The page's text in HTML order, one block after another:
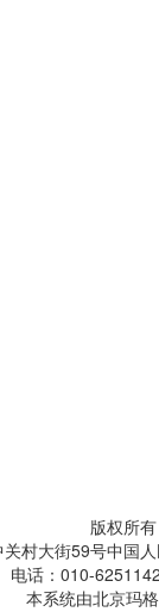
版权所
关村大街59号中
电话：010-
本系统由北京玛